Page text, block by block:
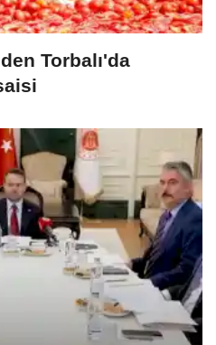
Torbalı'da